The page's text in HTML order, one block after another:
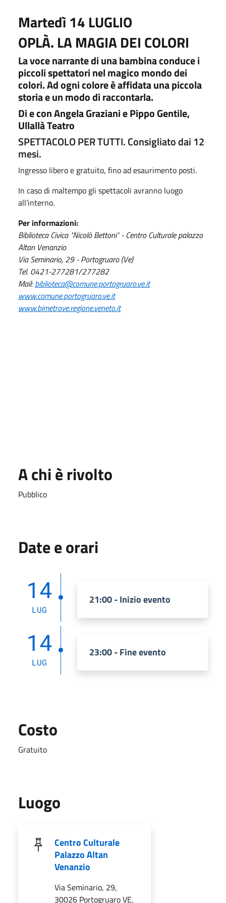
Martedì 14 LUGLIO
OPLÀ. LA MAGIA DEI COLORI
La voce narrante di una bambina conduce i
piccoli spettatori nel magico mondo dei
colori. Ad ogni colore è affidata una piccola
storia e un modo di raccontarla.
Di e con Angela Graziani e Pippo Gentile,
Ullallà Teatro
SPETTACOLO PER TUTTI. Consigliato dai 12
mesi.
Ingresso libero e gratuito, fino ad esaurimento posti.
In caso di maltempo gli spettacoli avranno luogo
all’interno.
Per informazioni:
Biblioteca Civica "Nicolò Bettoni" - Centro Culturale palazzo
Altan Venanzio
Via Seminario, 29 - Portogruaro (Ve)
Tel. 0421-277281/277282
Mail:biblioteca@comune.portogruaro.ve.it
www.comune.portogruaro.ve.it
www.bimetrove.regione.veneto.it
A chi è rivolto
Pubblico
Date e orari
14
LUG
21:00 - Inizio evento
14
LUG
23:00 - Fine evento
Costo
Gratuito
Luogo
Centro Culturale
Palazzo Altan
Venanzio
Via Seminario, 29,
30026 Portogruaro VE,